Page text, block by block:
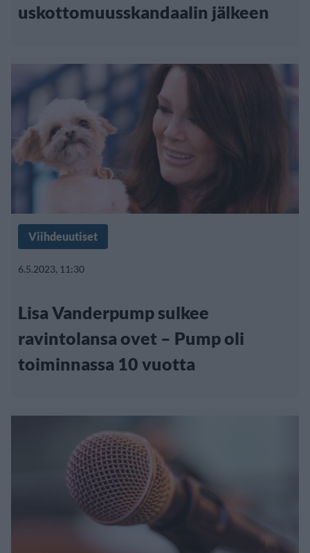
uskottomuusskandaalin jälkeen
Viihdeuutiset
6.5.2023, 11:30
Lisa Vanderpump sulkee
ravintolansa ovet – Pump oli
toiminnassa 10 vuotta